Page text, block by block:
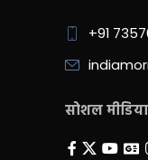
+91
सोशल